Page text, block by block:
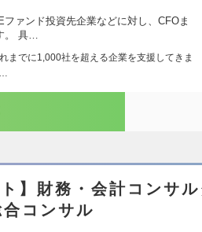
ァンド投資先企業などに対し、CFOま
。 具…
までに1,000社を超える企業を支援してきま
…
】財務・会計コンサ
コンサル